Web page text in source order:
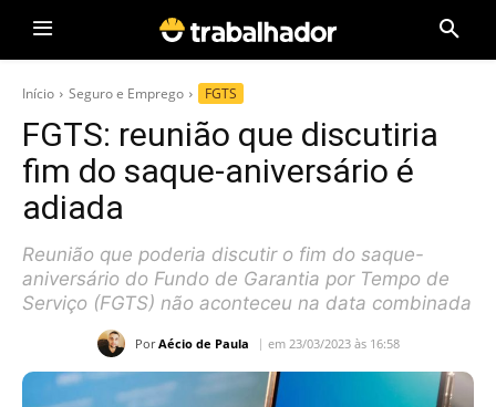
Início Seguro e Emprego FGTS
FGTS: reunião que discutiria
fim do saque-aniversário é
adiada
Reunião que poderia discutir o fim do saque-
aniversário do Fundo de Garantia por Tempo de
Serviço (FGTS) não aconteceu na data combinada
Por Aécio de Paula em 23/03/2023 às 16:58